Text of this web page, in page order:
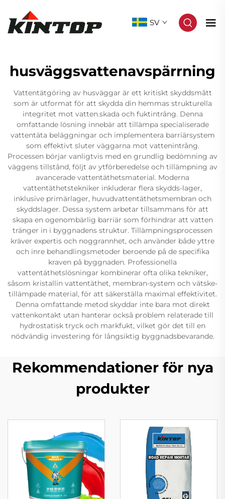
SV
husväggsvattenavspärrning
Vattentätgöring av husväggar är ett kritiskt skyddsmått
som är utformat för att skydda din hemmas strukturella
integritet mot vatten.skada och fuktintrång. Denna
omfattande lösning innebär att tillämpa specialiserade
vattentäta beläggningar och implementera barriärsystem
som effektivt sluter väggarna mot vattenintrång.
Processen börjar vanligtvis med en grundlig bedömning av
väggens tillstånd, följt av ytförberedelse och tillämpning av
avancerade vattentäthetsmaterial. Moderna
vattentäthetstekniker inkluderar flera skydds-lager,
inklusive primärlager, huvudvattentäthetsmembran och
skyddslager. Dessa system arbetar tillsammans för att
skapa en ogenombärlig barriär som förhindrar att vatten
tränger in i byggnadens struktur. Tillämpningsprocessen
kräver expertis och noggrannhet, och använder både yttre
och inre behandlingsmetoder beroende på de specifika
kraven på byggnaden. Professionella
vattentäthetslösningar kombinerar ofta olika tekniker,
såsom kristallin vattentäthet, membran-system och vätske-
tillämpade material, för att säkerställa maximal effektivitet.
Denna omfattande metod skyddar inte bara mot direkt
vattenkontakt utan hanterar också problem relaterade till
hydrostatisk tryck och markfukt, vilket gör det till en
nödvändig investering för långsiktig byggnadsbevarande.
Rekommendationer för nya
produkter